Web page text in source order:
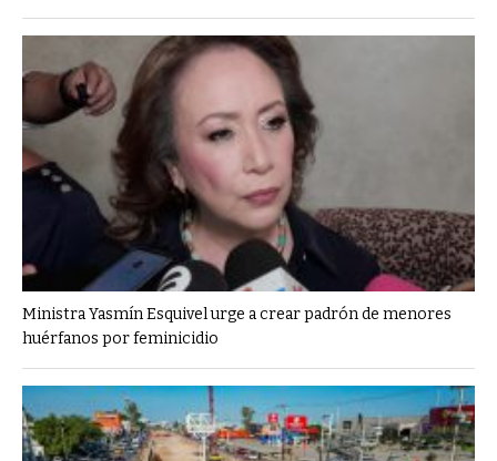
Ministra Yasmín Esquivel urge a crear padrón de menores
huérfanos por feminicidio